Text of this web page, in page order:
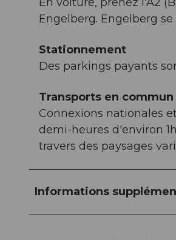
Engelberg. Engelberg
Stationnement
Des parkings payants
Transports en commun
Connexions nationales
demi-heures d'environ
travers des paysages
Informations